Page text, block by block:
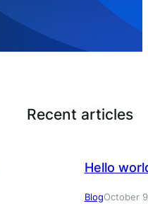
Recent articles
Hello
BlogOctober